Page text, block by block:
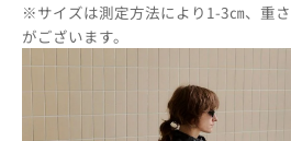
※サイズは測定方法により1-3㎝、重
がございます。